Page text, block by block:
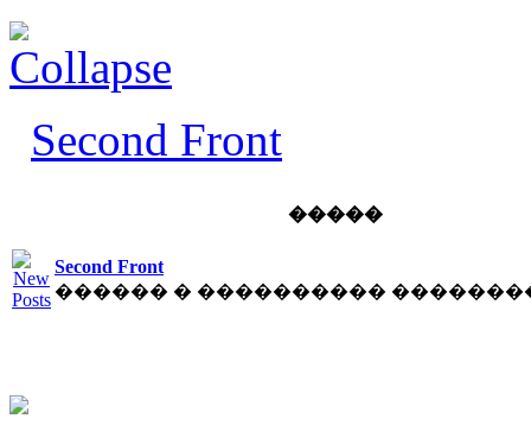
Second Front
�����
Second Front
������ � ����������